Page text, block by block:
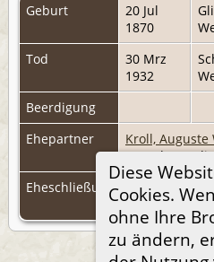
Diese
Cookies.
ohne Ihre
zu ändern,
Geburt
20 Jul
1870
Tod
30 Mrz
1932
Beerdigung
Ehepartner
Kroll,
Eheschließung
5 Jan
1900